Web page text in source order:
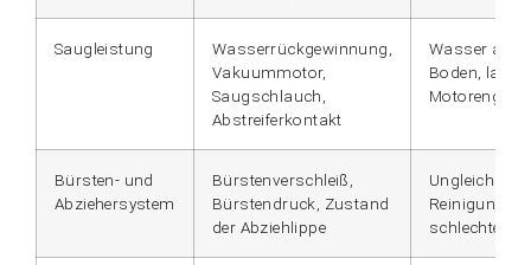
Saugleistung
Wasserrückgewinnung,
Vakuummotor,
Saugschlauch,
Abstreiferkontakt
Wasser auf
Boden,
Bürsten- und
Abziehersystem
Bürstenverschleiß,
Bürstendruck, Zustand
der Abziehlippe
Reinigung,
schlechter